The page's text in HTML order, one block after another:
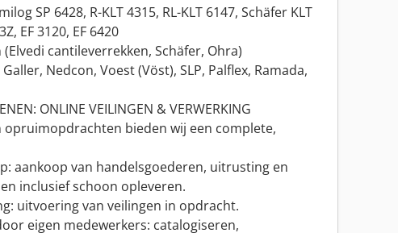
SP 6428, R-KLT 4315, RL-KLT 6147, Schäfer KLT
EF 3120, EF 6420
(Elvedi cantileverrekken, Schäfer, Ohra)
Nedcon, Voest (Vöst), SLP, Palflex, Ramada,
ONLINE VEILINGEN & VERWERKING
opruimopdrachten bieden wij een complete,
aankoop van handelsgoederen, uitrusting en
inclusief schoon opleveren.
uitvoering van veilingen in opdracht.
eigen medewerkers: catalogiseren,